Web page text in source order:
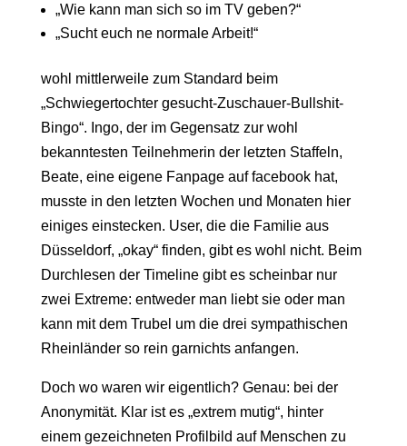
„Wie kann man sich so im TV geben?“
„Sucht euch ne normale Arbeit!“
wohl mittlerweile zum Standard beim
„Schwiegertochter gesucht-Zuschauer-Bullshit-
Bingo“. Ingo, der im Gegensatz zur wohl
bekanntesten Teilnehmerin der letzten Staffeln,
Beate, eine eigene Fanpage auf facebook hat,
musste in den letzten Wochen und Monaten hier
einiges einstecken. User, die die Familie aus
Düsseldorf, „okay“ finden, gibt es wohl nicht. Beim
Durchlesen der Timeline gibt es scheinbar nur
zwei Extreme: entweder man liebt sie oder man
kann mit dem Trubel um die drei sympathischen
Rheinländer so rein garnichts anfangen.
Doch wo waren wir eigentlich? Genau: bei der
Anonymität. Klar ist es „extrem mutig“, hinter
einem gezeichneten Profilbild auf Menschen zu